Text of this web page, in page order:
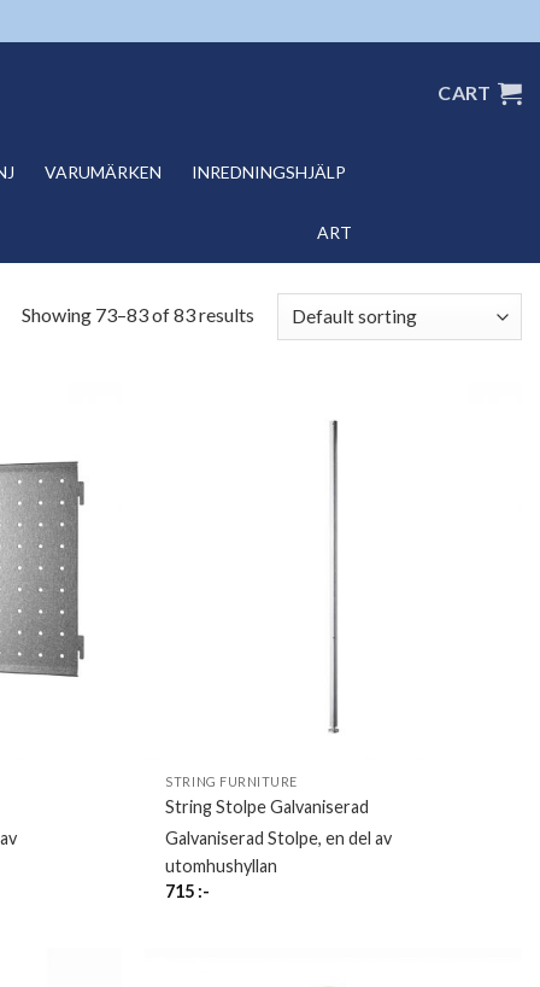
CART
VARUMÄRKEN INREDNINGSHJÄLP
ART
Showing 73–83 of 83 results
STRING FURNITURE
String Stolpe Galvaniserad
Galvaniserad Stolpe, en del av
utomhushyllan
715 :-